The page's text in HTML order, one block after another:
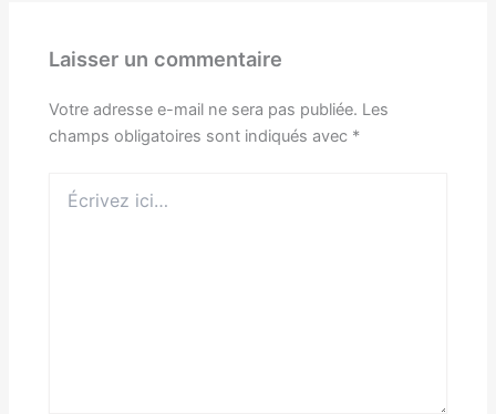
Laisser un commentaire
Votre adresse e-mail ne sera pas publiée. Les
champs obligatoires sont indiqués avec *
ici…